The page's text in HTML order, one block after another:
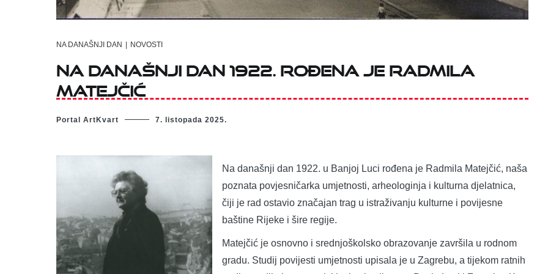
NA DANAŠNJI DAN NOVOSTI
Na današnji dan 1922. rođena je Radmila
Matejčić
Portal ArtKvart 7. listopada 2025.
Na današnji dan 1922. u Banjoj Luci rođena je Radmila Matejčić, naša
poznata povjesničarka umjetnosti, arheologinja i kulturna djelatnica,
čiji je rad ostavio značajan trag u istraživanju kulturne i povijesne
baštine Rijeke i šire regije.
Matejčić je osnovno i srednjoškolsko obrazovanje završila u rodnom
gradu. Studij povijesti umjetnosti upisala je u Zagrebu, a tijekom ratnih